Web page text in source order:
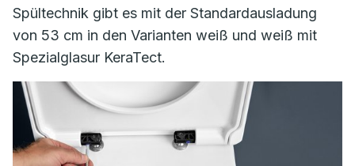
Spültechnik gibt es mit der Standardausladung
von 53 cm in den Varianten weiß und weiß mit
Spezialglasur KeraTect.